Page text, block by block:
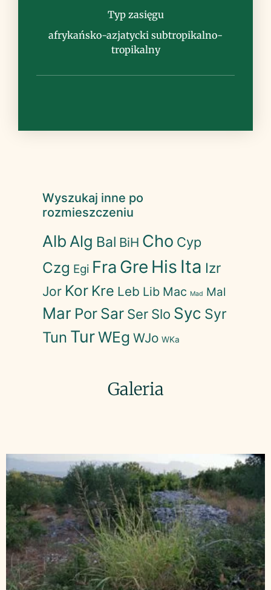
Typ zasięgu
afrykańsko-azjatycki subtropikalno-
tropikalny
Wyszukaj inne po
rozmieszczeniu
Alb Alg Bal BiH Cho Cyp
Czg Egi Fra Gre His Ita Izr
Jor Kor Kre Leb Lib Mac Mad Mal
Mar Por Sar Ser Slo Syc Syr
Tun TurWEg WJo WKa
Galeria